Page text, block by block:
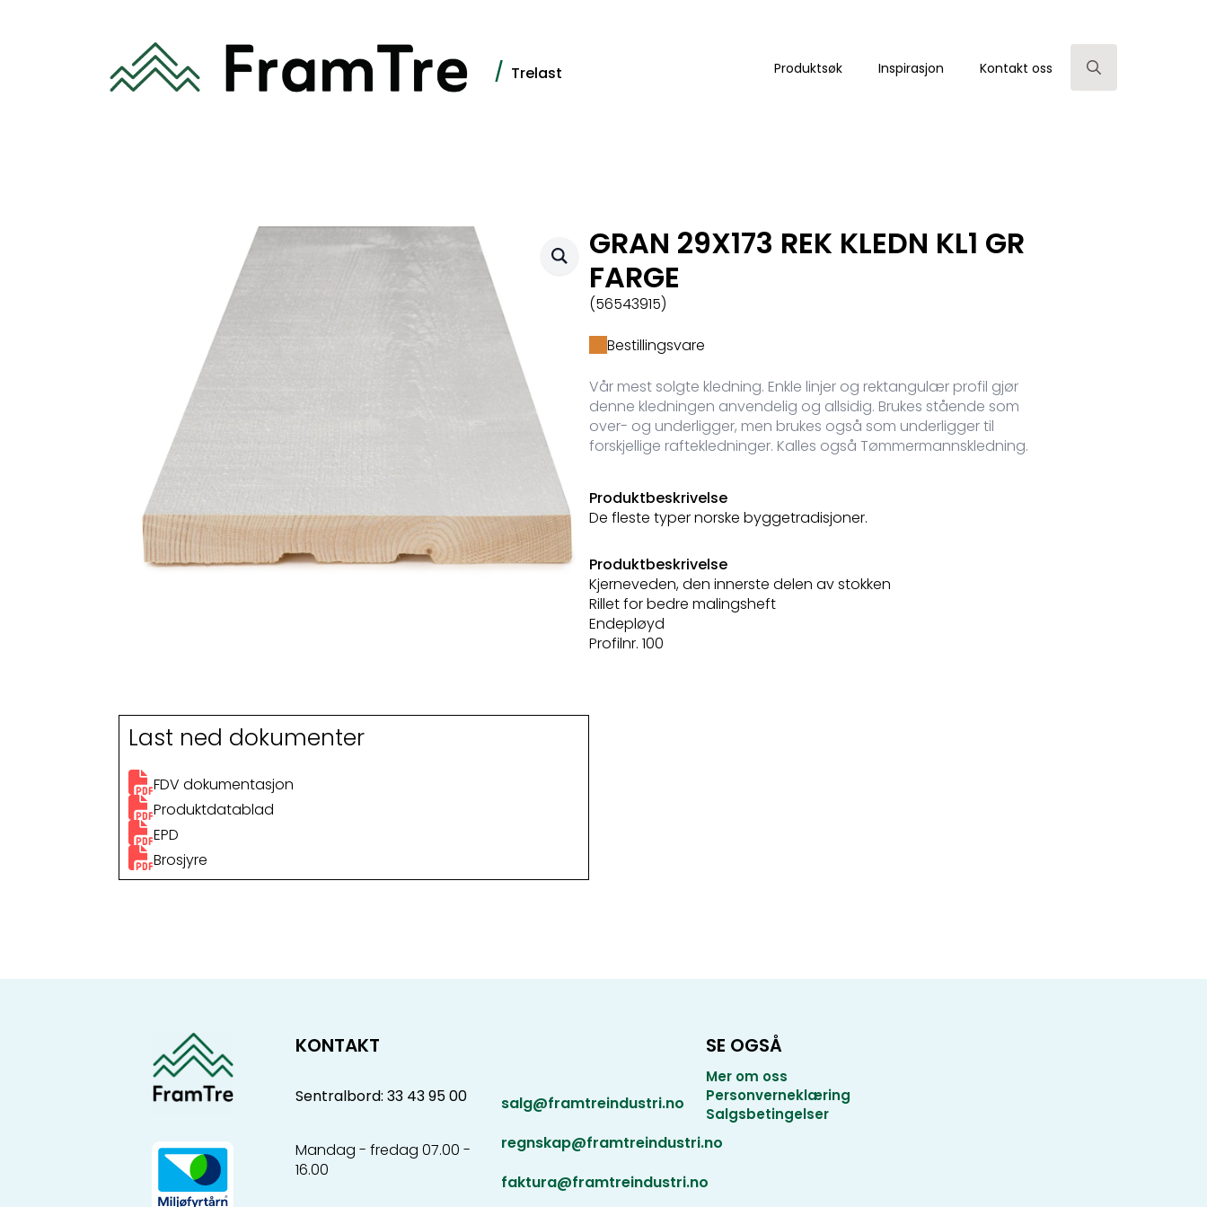
/ Trelast Produktsøk Inspirasjon Kontakt oss
Last ned dokumenter
FDV dokumentasjon
Produktdatablad
EPD
Brosjyre
GRAN 29X173 REK KLEDN KL1 GR
FARGE
(56543915)
Bestillingsvare
Vår mest solgte kledning. Enkle linjer og rektangulær profil gjør
denne kledningen anvendelig og allsidig. Brukes stående som
over- og underligger, men brukes også som underligger til
forskjellige raftekledninger. Kalles også Tømmermannskledning.
Produktbeskrivelse
De fleste typer norske byggetradisjoner.
Produktbeskrivelse
Kjerneveden, den innerste delen av stokken
Rillet for bedre malingsheft
Endepløyd
Profilnr. 100
KONTAKT
Sentralbord: 33 43 95 00
Mandag - fredag 07.00 -
16.00
salg@framtreindustri.no
regnskap@framtreindustri.no
faktura@framtreindustri.no
SE OGSÅ
Mer om oss
Personverneklæring
Salgsbetingelser